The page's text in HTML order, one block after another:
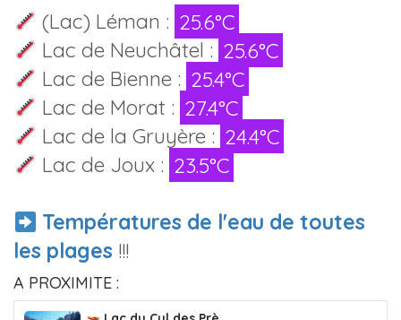
(Lac) Léman : 25.6°C
Lac de Neuchâtel : 25.6°C
Lac de Bienne : 25.4°C
Lac de Morat : 27.4°C
Lac de la Gruyère : 24.4°C
Lac de Joux : 23.5°C
Températures de l'eau de toutes
les plages !!!
A PROXIMITE :